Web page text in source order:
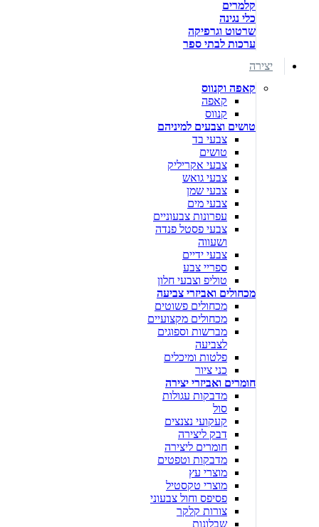
קלמרים
כלי נגינה
שרטוט וגרפיקה
ערכות לבתי ספר
יצירה
קאפה וקנווס
קאפה
קנווס
טושים וצבעים למיניהם
צבעי בד
טושים
צבעי אקריליק
צבעי גואש
צבעי שמן
צבעי מים
עפרונות צבעוניים
צבעי פסטל פנדה
ושעווה
צבעי ידיים
ספריי צבע
טוליפ וצבעי חלון
מכחולים ואביזרי צביעה
מכחולים פשוטים
מכחולים מקצועיים
מברשות וספוגים
לצביעה
פלטות ומיכלים
כני ציור
חומרים ואביזרי יצירה
מדבקות עגולות
סול
קעקועי נצנצים
דבק ליצירה
חומרים ליצירה
מדבקות וטפטים
מוצרי עץ
מוצרי טקסטיל
פסיפס וחול צבעוני
צורות קלקר
שבלונות